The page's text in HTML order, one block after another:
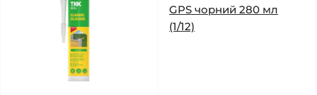
GPS чорний 280 мл
(1/12)